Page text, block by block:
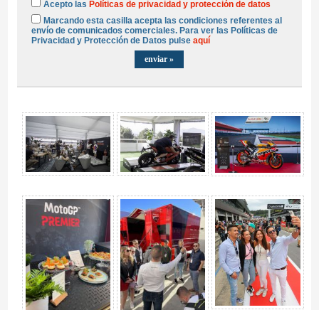
Acepto las Políticas de privacidad y protección de datos
Marcando esta casilla acepta las condiciones referentes al
envío de comunicados comerciales. Para ver las Políticas de
Privacidad y Protección de Datos pulse aquí